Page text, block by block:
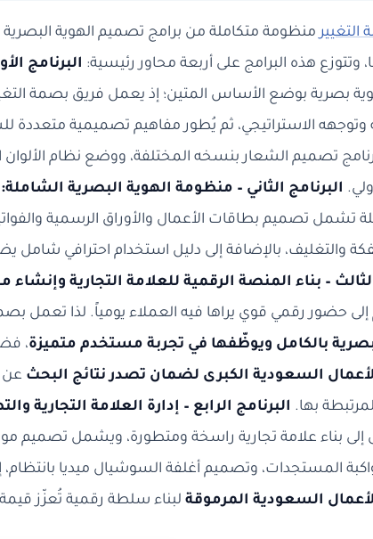
منظومة متكاملة من برامج تصميم الهوية
وتتوزع هذه البرامج على أربعة محاور رئيسية: البرنامج
بصرية بوضع الأساس المتين؛ إذ يعمل فريق بصمة
الاستراتيجي، ثم يُطور مفاهيم تصميمية متعددة
تصميم الشعار بنسخه المختلفة، ووضع نظام الألوان
البرنامج الثاني – منظومة الهوية البصرية الشاملة:
تشمل تصميم بطاقات الأعمال والأوراق الرسمية
والتغليف، بالإضافة إلى دليل استخدام احترافي
– بناء المنصة الرقمية للعلامة التجارية وإنشاء
حضور رقمي قوي يراها فيه العملاء يومياً. لذا تعمل
بالكامل ويوظّفها في تجربة مستخدم متميزة،
السعودية الكبرى لضمان تصدر نتائج البحث عن
بها. البرنامج الرابع – إدارة العلامة التجارية
إلى بناء علامة تجارية راسخة ومتطورة، ويشمل تصميم
المستجدات، وتصميم أغلفة السوشيال ميديا بانتظام،
السعودية المرموقة لبناء سلطة رقمية تُعزّز قيمة